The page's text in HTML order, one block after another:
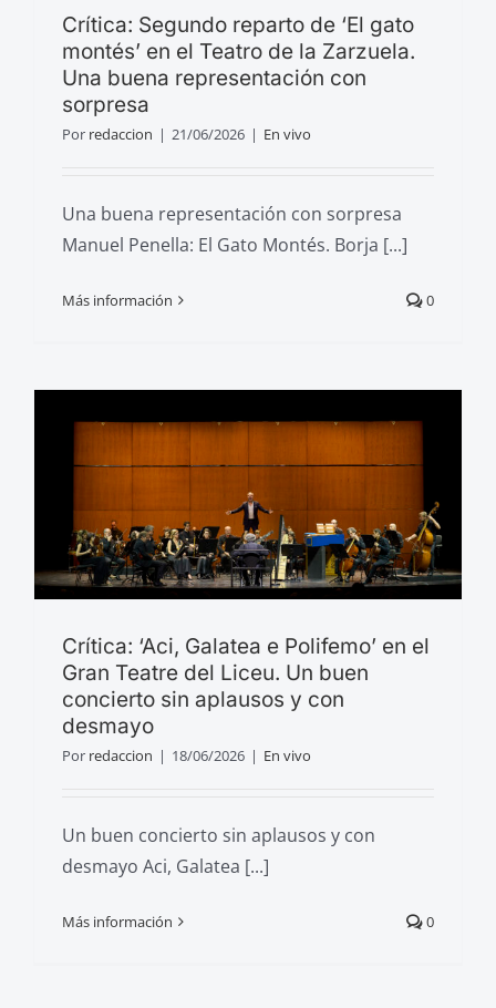
Crítica: Segundo reparto de ‘El gato
montés’ en el Teatro de la Zarzuela.
Una buena representación con
sorpresa
Por redaccion | 21/06/2026 | En vivo
Una buena representación con sorpresa
Manuel Penella: El Gato Montés. Borja [...]
Más información 0
Crítica: ‘Aci, Galatea e Polifemo’ en el
Gran Teatre del Liceu. Un buen
concierto sin aplausos y con
desmayo
Por redaccion | 18/06/2026 | En vivo
Un buen concierto sin aplausos y con
desmayo Aci, Galatea [...]
Más información 0